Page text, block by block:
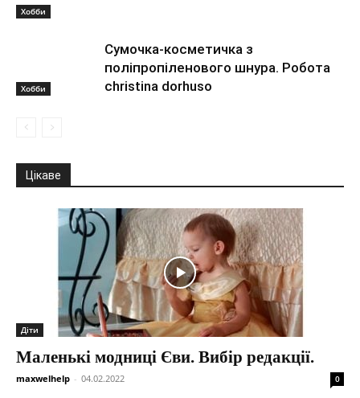
Хобби
Хобби
Сумочка-косметичка з
поліпропіленового шнура. Робота
christina dorhuso
Цікаве
Діти
Маленькі модниці Єви. Вибір редакції.
maxwelhelp - 04.02.2022 0